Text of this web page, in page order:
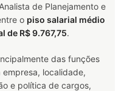
de Planejamento e
o piso salarial médio
de R$ 9.767,75.
das funções
localidade,
e política de cargos,